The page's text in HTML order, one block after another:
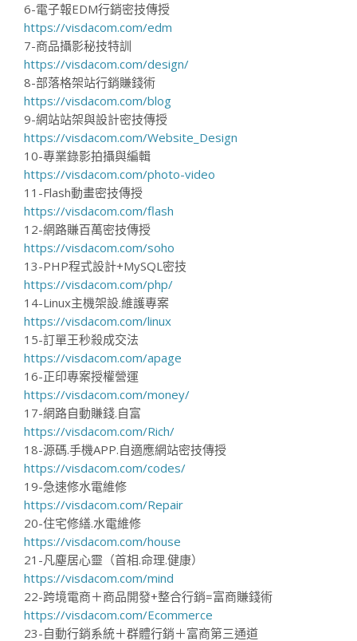
6-電子報EDM行銷密技傳授
https://visdacom.com/edm
7-商品攝影秘技特訓
https://visdacom.com/design/
8-部落格架站行銷賺錢術
https://visdacom.com/blog
9-網站站架與設計密技傳授
https://visdacom.com/Website_Design
10-專業錄影拍攝與編輯
https://visdacom.com/photo-video
11-Flash動畫密技傳授
https://visdacom.com/flash
12-網路賺百萬密技傳授
https://visdacom.com/soho
13-PHP程式設計+MySQL密技
https://visdacom.com/php/
14-Linux主機架設.維護專案
https://visdacom.com/linux
15-訂單王秒殺成交法
https://visdacom.com/apage
16-正印專案授權營運
https://visdacom.com/money/
17-網路自動賺錢.自富
https://visdacom.com/Rich/
18-源碼.手機APP.自適應網站密技傳授
https://visdacom.com/codes/
19-急速修水電維修
https://visdacom.com/Repair
20-住宅修繕.水電維修
https://visdacom.com/house
21-凡塵居心靈（首相.命理.健康）
https://visdacom.com/mind
22-跨境電商＋商品開發+整合行銷=富商賺錢術
https://visdacom.com/Ecommerce
23-自動行銷系統＋群體行銷＋富商第三通道